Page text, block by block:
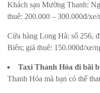
Khách sạn Mường Thanh:
thuê: 200.000 – 300.000đ/
Cửa hàng Long Hà: số 256,
Biên; giá thuê: 150.000đ/xe/
Taxi Thanh Hóa đi bãi
Thanh Hóa mà bạn có thể